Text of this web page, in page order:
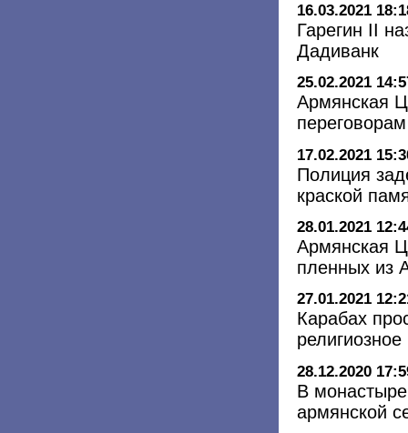
16.03.2021
Гарегин II
Дадиванк
25.02.2021
Армянская
переговорам
17.02.2021
Полиция
краской
28.01.2021
Армянская
пленных из
27.01.2021
Карабах
28.12.2020
В
армянской